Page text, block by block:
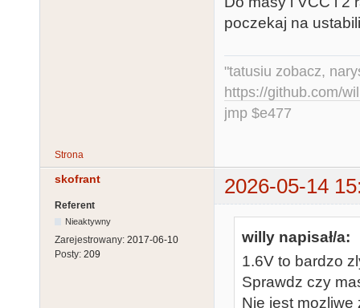
poczekaj na
"tatusiu zobacz,
https://github.com/
jmp $e477
Strona
skofrant 2026-05-14
Referent
Nieaktywny
Zarejestrowany: 2017-06-10
Posty: 209
willy napisał/a:
1.6V to bardzo
Sprawdz czy
Nie jest mozliwe